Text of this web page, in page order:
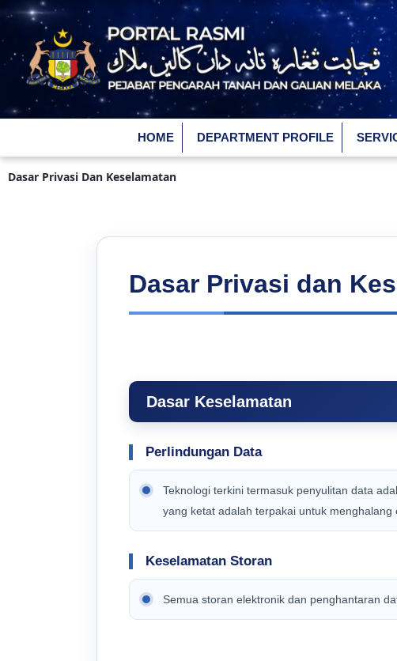
Skip to Main Content
HOME DEPARTMENT PROFILE
Dasar Privasi Dan Keselamatan
Dasar Privasi dan
Dasar Keselamatan
Perlindungan Data
Teknologi terkini termasuk penyulitan data
yang ketat adalah terpakai untuk menghalang
Keselamatan Storan
Semua storan elektronik dan penghantaran